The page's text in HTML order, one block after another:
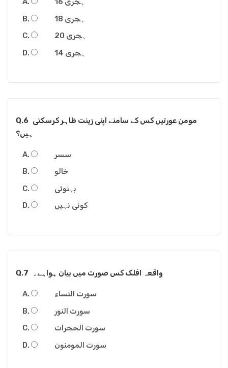
18 ہجری
20 ہجری
14 ہجری
Q.6 مومن عورتیں کس کے سامنے اپنی زینت ظاہر کرسکتی
ہیں؟
سسر
خالو
بہنوئی
کوئی نہیں
Q.7 واقعہ افلک کس صورت میں بیان ہواہے۔
سورت النساء
سورت النور
سورت الحجرات
سورت المومنون